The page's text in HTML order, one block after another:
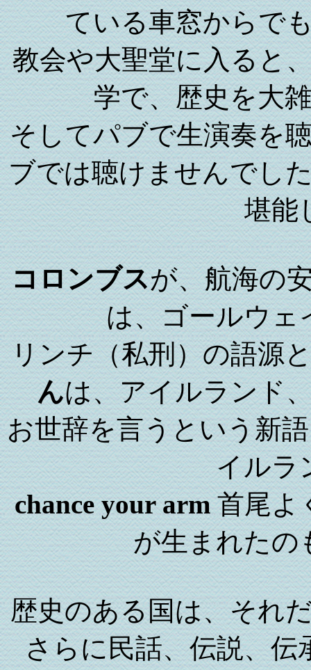
ている車窓からで
教会や大聖堂に入ると
学で、歴史を大
そしてパブで生演奏を
ブでは聴けませんでし
堪能
コロンブスが、航海の
は、ゴールウェ
リンチ（私刑）の語源
んは、アイルランド
お世辞を言うという新
イルラ
chance your arm首尾よ
が生まれたの
歴史のある国は、それ
さらに民話、伝説、